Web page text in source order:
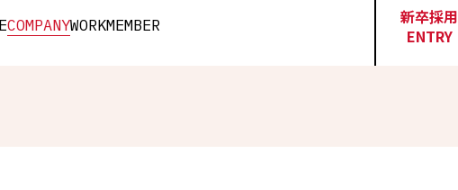
COMPANYWORKMEMBER
新卒採用
ENTRY